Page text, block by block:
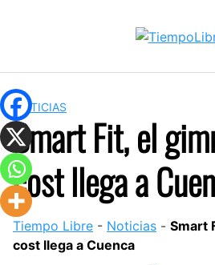
NOTICIAS
Smart Fit, el
cost llega a
Tiempo Libre - Noticias - Smart
cost llega a Cuenca